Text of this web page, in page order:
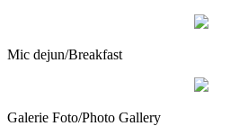
Mic dejun/Breakfast
Galerie Foto/Photo Gallery